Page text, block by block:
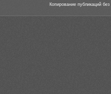
Копирование публикаций